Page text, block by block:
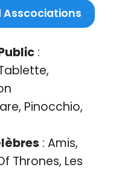
Asscociations
:
Pinocchio,
: Amis,
Thrones, Les